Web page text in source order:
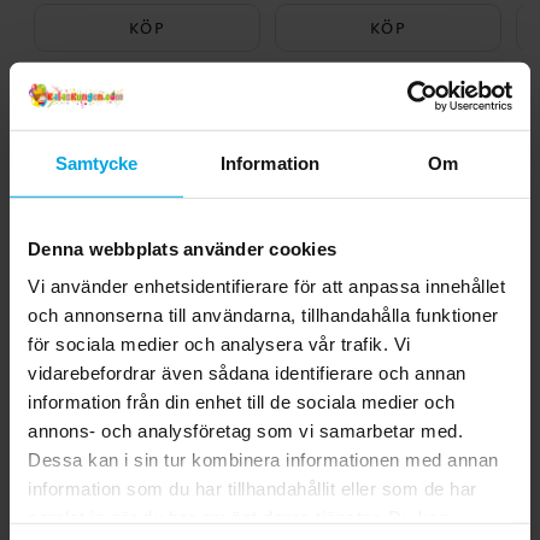
Samtycke Information Om
Denna webbplats använder cookies
Vi använder enhetsidentifierare för att anpassa innehållet
och annonserna till användarna, tillhandahålla funktioner
för sociala medier och analysera vår trafik. Vi
vidarebefordrar även sådana identifierare och annan
information från din enhet till de sociala medier och
annons- och analysföretag som vi samarbetar med.
Dessa kan i sin tur kombinera informationen med annan
information som du har tillhandahållit eller som de har
KÖP KÖP
Pokémon -
Suddgummin 4-pack
Nattlampa - Kameleont